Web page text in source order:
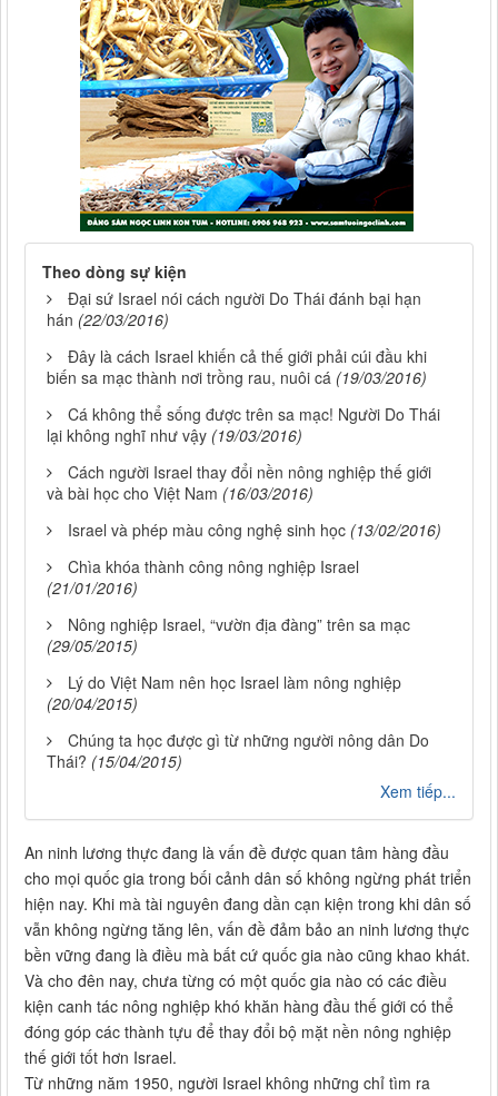
Theo dòng sự kiện
Đại sứ Israel nói cách người Do Thái đánh bại hạn
hán (22/03/2016)
Đây là cách Israel khiến cả thế giới phải cúi đầu khi
biến sa mạc thành nơi trồng rau, nuôi cá (19/03/2016)
Cá không thể sống được trên sa mạc! Người Do Thái
lại không nghĩ như vậy (19/03/2016)
Cách người Israel thay đổi nền nông nghiệp thế giới
và bài học cho Việt Nam (16/03/2016)
Israel và phép màu công nghệ sinh học (13/02/2016)
Chìa khóa thành công nông nghiệp Israel
(21/01/2016)
Nông nghiệp Israel, “vườn địa đàng” trên sa mạc
(29/05/2015)
Lý do Việt Nam nên học Israel làm nông nghiệp
(20/04/2015)
Chúng ta học được gì từ những người nông dân Do
Thái? (15/04/2015)
Xem tiếp...
An ninh lương thực đang là vấn đề được quan tâm hàng đầu
cho mọi quốc gia trong bối cảnh dân số không ngừng phát triển
hiện nay. Khi mà tài nguyên đang dần cạn kiện trong khi dân số
vẫn không ngừng tăng lên, vấn đề đảm bảo an ninh lương thực
bền vững đang là điều mà bất cứ quốc gia nào cũng khao khát.
Và cho đên nay, chưa từng có một quốc gia nào có các điều
kiện canh tác nông nghiệp khó khăn hàng đầu thế giới có thể
đóng góp các thành tựu để thay đổi bộ mặt nền nông nghiệp
thế giới tốt hơn Israel.
Từ những năm 1950, người Israel không những chỉ tìm ra